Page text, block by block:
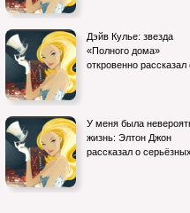
Дэйв Кулье: звезда
«Полного дома»
откровенно
У меня была
жизнь: Элтон Джон
рассказал о